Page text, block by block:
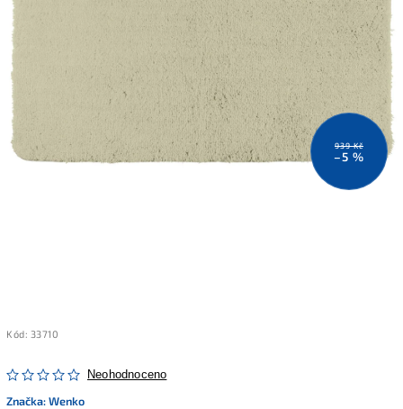
939 Kč
–5 %
Kód: 33710
Neohodnoceno
Značka:Wenko